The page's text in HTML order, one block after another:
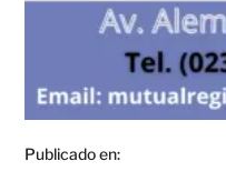
Publicado en: